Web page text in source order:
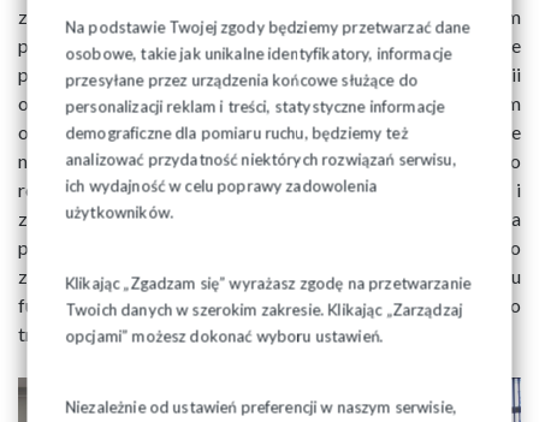
Na podstawie Twojej zgody będziemy przetwarzać dane
osobowe, takie jak unikalne identyfikatory, informacje
przesyłane przez urządzenia końcowe służące do
personalizacji reklam i treści, statystyczne informacje
demograficzne dla pomiaru ruchu, będziemy też
analizować przydatność niektórych rozwiązań serwisu,
ich wydajność w celu poprawy zadowolenia
użytkowników.
Klikając „Zgadzam się” wyrażasz zgodę na przetwarzanie
Twoich danych w szerokim zakresie. Klikając „Zarządzaj
opcjami” możesz dokonać wyboru ustawień.
Niezależnie od ustawień preferencji w naszym serwisie,
związane z tym decyzje rządu będące gaszeniem
poszczególnych „pożarów”, protestów w sposób, który nie
pozwala na kompleksowe rozwiązanie kwestii
odpowiedzialnego wzrostu wynagrodzeń, a w ślad za tym
odpowiedniego poziomu zasobności społeczeństwa. Takie
nieodpowiedzialne działania prowadzą do jeszcze większego
rozwarstwienia płacowego (kosztem najsłabszych) i
zachęcają do wybuchu kolejnych protestów i sankcjonowania
przez Rząd naruszania prawa. W czasie posiedzenia uznano
za konieczne „odmrożenie” podstawy naliczania odpisu
funduszu socjalnego oraz wskazano kwestie nierównego
traktowania partnerów społecznych.